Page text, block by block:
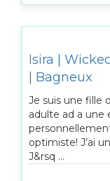
Isira |
| Bagneux
Je suis une fille
adulte ad a une
optimiste! J’ai
J&rsq ...